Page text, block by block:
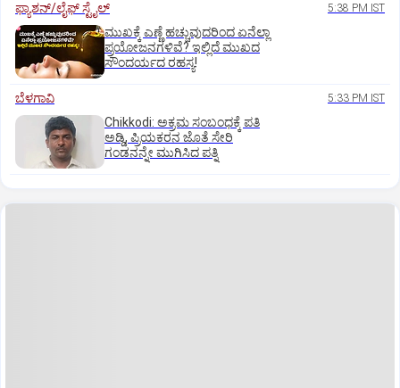
ಫ್ಯಾಶನ್/ಲೈಫ್‌ ಸ್ಟೈಲ್ 5:38 PM IST
ಮುಖಕ್ಕೆ ಎಣ್ಣೆ ಹಚ್ಚುವುದರಿಂದ ಏನೆಲ್ಲಾ
ಪ್ರಯೋಜನಗಳಿವೆ? ಇಲ್ಲಿದೆ ಮುಖದ
ಸೌಂದರ್ಯದ ರಹಸ್ಯ!
ಬೆಳಗಾವಿ 5:33 PM IST
Chikkodi: ಅಕ್ರಮ ಸಂಬಂಧಕ್ಕೆ ಪತಿ
ಅಡ್ಡಿ, ಪ್ರಿಯಕರನ ಜೊತೆ ಸೇರಿ
ಗಂಡನನ್ನೇ ಮುಗಿಸಿದ ಪತ್ನಿ